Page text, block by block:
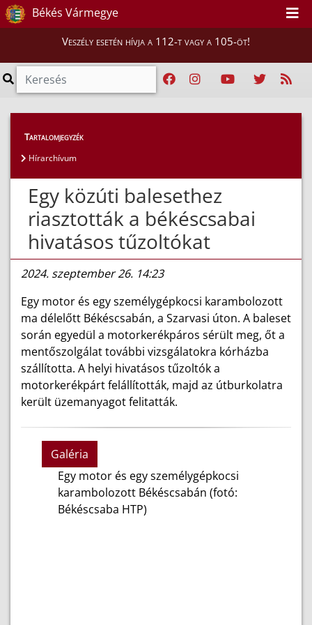
Békés Vármegye
Veszély esetén hívja a 112-t vagy a 105-öt!
Híreink > Hírek
Tartalomjegyzék
Hírarchívum
Egy közúti balesethez
riasztották a békéscsabai
hivatásos tűzoltókat
2024. szeptember 26. 14:23
Egy motor és egy személygépkocsi karambolozott
ma délelőtt Békéscsabán, a Szarvasi úton. A baleset
során egyedül a motorkerékpáros sérült meg, őt a
mentőszolgálat további vizsgálatokra kórházba
szállította. A helyi hivatásos tűzoltók a
motorkerékpárt felállították, majd az útburkolatra
került üzemanyagot felitatták.
Galéria
Egy motor és egy személygépkocsi
karambolozott Békéscsabán (fotó:
Békéscsaba HTP)